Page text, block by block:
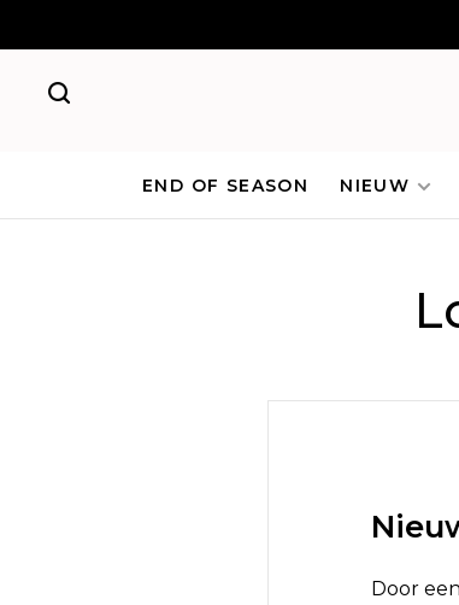
END OF SEASON NIEUW
Door